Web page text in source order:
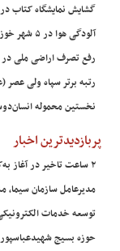
گشایش نمایشگاه کتاب
آلودگی هوا در ۵ شهر خوزستان
رفع تصرف اراضی ملی
رتبه برتر سپاه ولی
نخستین محموله
پربازدیدترین اخبار
۲ ساعت تاخیر در آغاز به‌کار ادارات و مدارس ۶ شهر خوزستان
مدیرعامل سازمان
توسعه خدمات
حوزه بسیج